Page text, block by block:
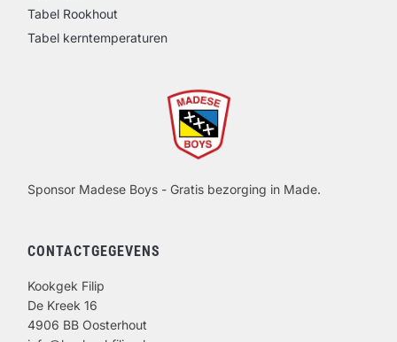
Tabel Rookhout
Tabel kerntemperaturen
Sponsor Madese Boys - Gratis bezorging in Made.
CONTACTGEGEVENS
Kookgek Filip
De Kreek 16
4906 BB Oosterhout